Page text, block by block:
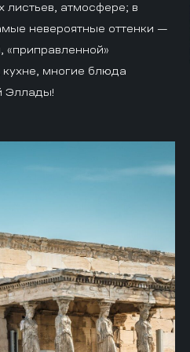
листьев, атмосфере; в
невероятные оттенки —
«приправленной»
многие блюда
Эллады!